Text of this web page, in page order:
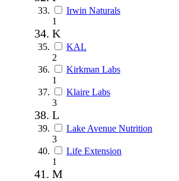
Irwin Naturals
1
K
KAL
2
Kirkman Labs
1
Klaire Labs
3
L
Lake Avenue Nutrition
3
Life Extension
1
M